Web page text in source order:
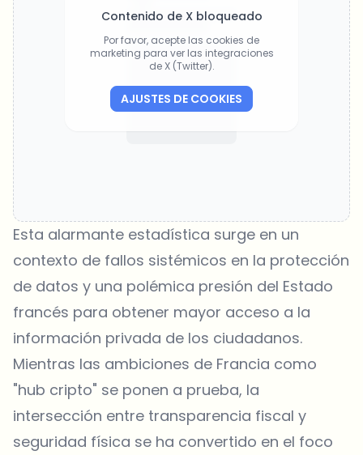
Contenido de X bloqueado
Por favor, acepte las cookies de
marketing para ver las integraciones
de X (Twitter).
AJUSTES DE COOKIES
Esta alarmante estadística surge en un
contexto de fallos sistémicos en la protección
de datos y una polémica presión del Estado
francés para obtener mayor acceso a la
información privada de los ciudadanos.
Mientras las ambiciones de Francia como
"hub cripto" se ponen a prueba, la
intersección entre transparencia fiscal y
seguridad física se ha convertido en el foco